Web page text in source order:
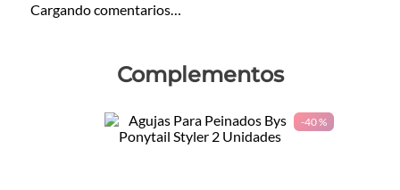
Cargando comentarios…
Complementos
-40 %